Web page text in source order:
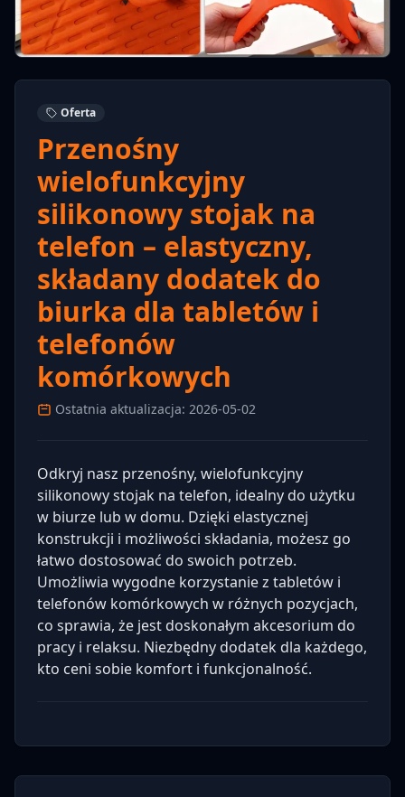
Oferta
Przenośny
wielofunkcyjny
silikonowy stojak na
telefon – elastyczny,
składany dodatek do
biurka dla tabletów i
telefonów
komórkowych
Ostatnia aktualizacja: 2026-05-02
Odkryj nasz przenośny, wielofunkcyjny
silikonowy stojak na telefon, idealny do użytku
w biurze lub w domu. Dzięki elastycznej
konstrukcji i możliwości składania, możesz go
łatwo dostosować do swoich potrzeb.
Umożliwia wygodne korzystanie z tabletów i
telefonów komórkowych w różnych pozycjach,
co sprawia, że jest doskonałym akcesorium do
pracy i relaksu. Niezbędny dodatek dla każdego,
kto ceni sobie komfort i funkcjonalność.